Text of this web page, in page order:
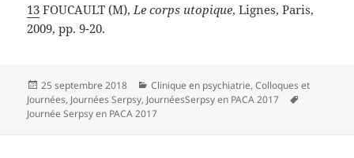
13 FOUCAULT (M), Le corps utopique, Lignes, Paris,
2009, pp. 9-20.
Publié
le
25 septembre 2018 Catégories
Clinique en psychiatrie,Colloques et
Journées, Journées Serpsy, JournéesSerpsy en PACA 2017
Journée Serpsy en PACA 2017